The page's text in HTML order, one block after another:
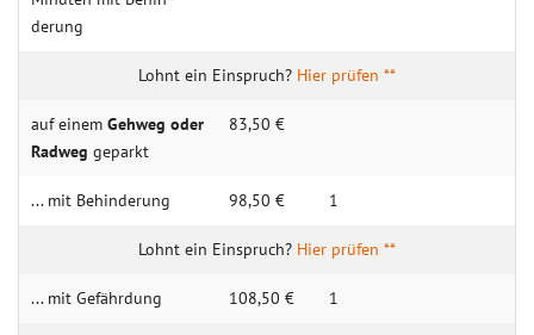
derung
Hier prüfen **
auf einem Gehweg oder
Radweg geparkt
83,50 €
... mit Behin­derung 98,50 € 1
Hier prüfen **
... mit Gefähr­dung 108,50 € 1